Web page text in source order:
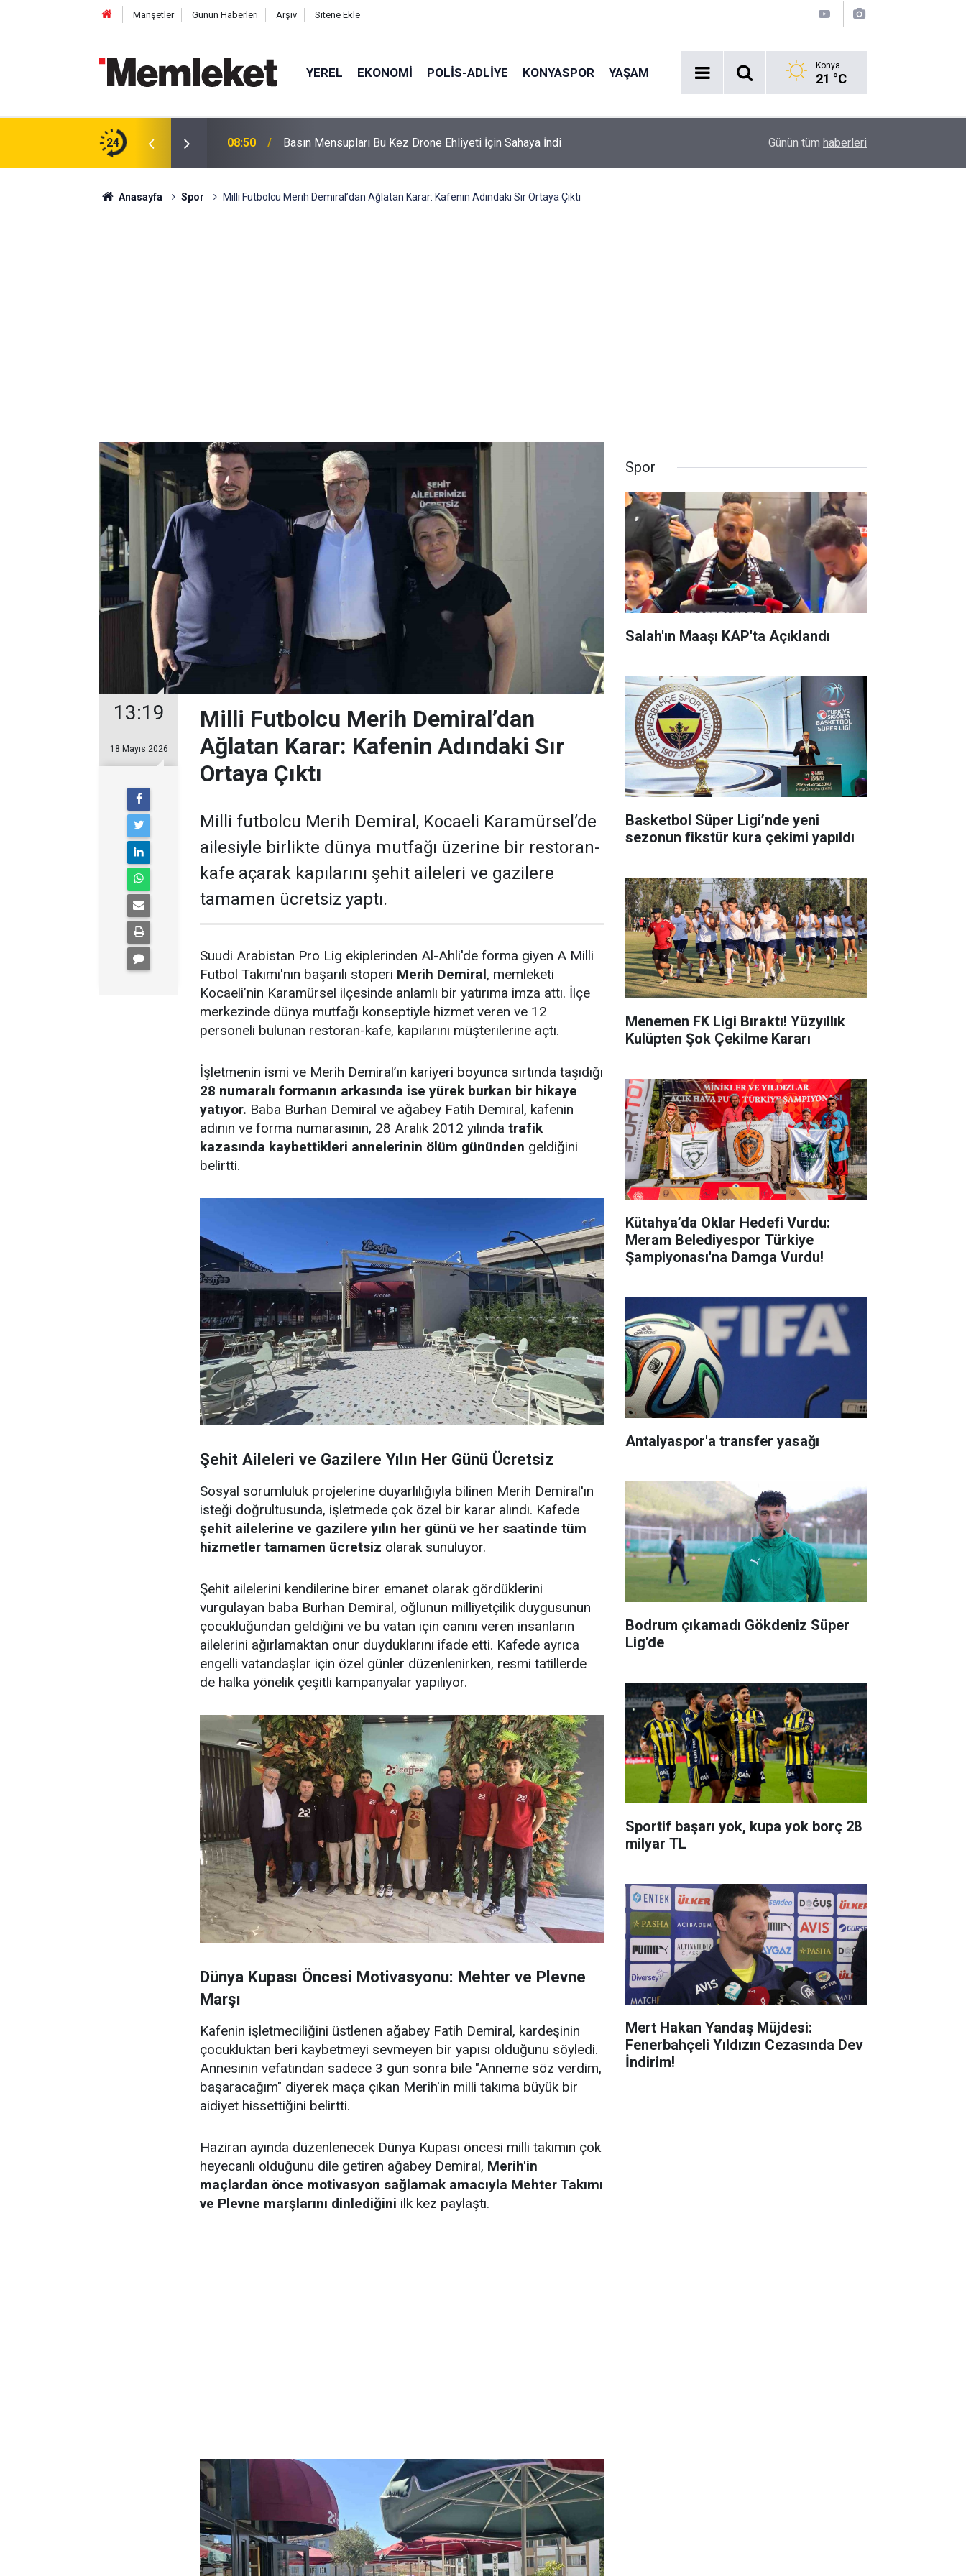
Manşetler Günün Haberleri Arşiv Sitene Ekle
YEREL EKONOMI POLİS-ADLİYE KONYASPOR YAŞAM Konya
21 °C
24 08:50 Basın Mensupları Bu Kez Drone Ehliyeti İçin Sahaya İndi Günün tüm haberleri
Anasayfa Spor Milli Futbolcu Merih Demiral’dan Ağlatan Karar: Kafenin Adındaki Sır Ortaya Çıktı
13:19
18 Mayıs 2026
Milli Futbolcu Merih Demiral’dan
Ağlatan Karar: Kafenin Adındaki Sır
Ortaya Çıktı
Milli futbolcu Merih Demiral, Kocaeli Karamürsel’de
ailesiyle birlikte dünya mutfağı üzerine bir restoran-
kafe açarak kapılarını şehit aileleri ve gazilere
tamamen ücretsiz yaptı.
Suudi Arabistan Pro Lig ekiplerinden Al-Ahli'de forma giyen A Milli
Futbol Takımı'nın başarılı stoperi Merih Demiral, memleketi
Kocaeli’nin Karamürsel ilçesinde anlamlı bir yatırıma imza attı. İlçe
merkezinde dünya mutfağı konseptiyle hizmet veren ve 12
personeli bulunan restoran-kafe, kapılarını müşterilerine açtı.
İşletmenin ismi ve Merih Demiral’ın kariyeri boyunca sırtında taşıdığı
28 numaralı formanın arkasında ise yürek burkan bir hikaye
yatıyor. Baba Burhan Demiral ve ağabey Fatih Demiral, kafenin
adının ve forma numarasının, 28 Aralık 2012 yılında trafik
kazasında kaybettikleri annelerinin ölüm gününden geldiğini
belirtti.
Şehit Aileleri ve Gazilere Yılın Her Günü Ücretsiz
Sosyal sorumluluk projelerine duyarlılığıyla bilinen Merih Demiral'ın
isteği doğrultusunda, işletmede çok özel bir karar alındı. Kafede
şehit ailelerine ve gazilere yılın her günü ve her saatinde tüm
hizmetler tamamen ücretsiz olarak sunuluyor.
Şehit ailelerini kendilerine birer emanet olarak gördüklerini
vurgulayan baba Burhan Demiral, oğlunun milliyetçilik duygusunun
çocukluğundan geldiğini ve bu vatan için canını veren insanların
ailelerini ağırlamaktan onur duyduklarını ifade etti. Kafede ayrıca
engelli vatandaşlar için özel günler düzenlenirken, resmi tatillerde
de halka yönelik çeşitli kampanyalar yapılıyor.
Dünya Kupası Öncesi Motivasyonu: Mehter ve Plevne
Marşı
Kafenin işletmeciliğini üstlenen ağabey Fatih Demiral, kardeşinin
çocukluktan beri kaybetmeyi sevmeyen bir yapısı olduğunu söyledi.
Annesinin vefatından sadece 3 gün sonra bile "Anneme söz verdim,
başaracağım" diyerek maça çıkan Merih'in milli takıma büyük bir
aidiyet hissettiğini belirtti.
Haziran ayında düzenlenecek Dünya Kupası öncesi milli takımın çok
heyecanlı olduğunu dile getiren ağabey Demiral, Merih'in
maçlardan önce motivasyon sağlamak amacıyla Mehter Takımı
ve Plevne marşlarını dinlediğini ilk kez paylaştı.
Spor
Salah'ın Maaşı KAP'ta Açıklandı
Basketbol Süper Ligi’nde yeni
sezonun fikstür kura çekimi yapıldı
Menemen FK Ligi Bıraktı! Yüzyıllık
Kulüpten Şok Çekilme Kararı
Kütahya’da Oklar Hedefi Vurdu:
Meram Belediyespor Türkiye
Şampiyonası'na Damga Vurdu!
Antalyaspor'a transfer yasağı
Bodrum çıkamadı Gökdeniz Süper
Lig'de
Sportif başarı yok, kupa yok borç 28
milyar TL
Mert Hakan Yandaş Müjdesi:
Fenerbahçeli Yıldızın Cezasında Dev
İndirim!